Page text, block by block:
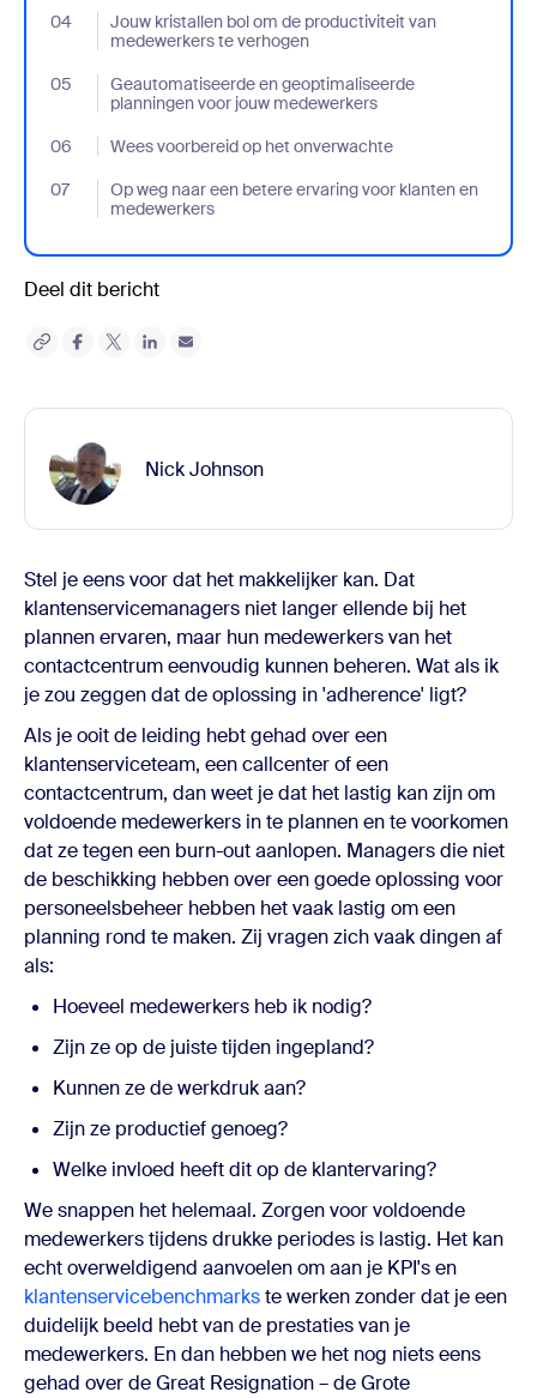
04
Jouw kristallen bol om de productiviteit van
medewerkers te verhogen
- Jumplink to Jouw kristallen bol om de productiviteit van
05
Geautomatiseerde en geoptimaliseerde
planningen voor jouw medewerkers
- Jumplink to Geautomatiseerde en geoptimaliseerde
06 Wees voorbereid op het onverwachte
- Jumplink to Wees voorbereid op het onverwachte
07
Op weg naar een betere ervaring voor klanten en
medewerkers
- Jumplink to Op weg naar een betere ervaring voor klanten en
Deel dit bericht
Nick Johnson
Stel je eens voor dat het makkelijker kan. Dat
klantenservicemanagers niet langer ellende bij het
plannen ervaren, maar hun medewerkers van het
contactcentrum eenvoudig kunnen beheren. Wat als ik
je zou zeggen dat de oplossing in 'adherence' ligt?
Als je ooit de leiding hebt gehad over een
klantenserviceteam, een callcenter of een
contactcentrum, dan weet je dat het lastig kan zijn om
voldoende medewerkers in te plannen en te voorkomen
dat ze tegen een burn-out aanlopen. Managers die niet
de beschikking hebben over een goede oplossing voor
personeelsbeheer hebben het vaak lastig om een
planning rond te maken. Zij vragen zich vaak dingen af
als:
Hoeveel medewerkers heb ik nodig?
Zijn ze op de juiste tijden ingepland?
Kunnen ze de werkdruk aan?
Zijn ze productief genoeg?
Welke invloed heeft dit op de klantervaring?
We snappen het helemaal. Zorgen voor voldoende
medewerkers tijdens drukke periodes is lastig. Het kan
echt overweldigend aanvoelen om aan je KPI's en
klantenservicebenchmarkste werken zonder dat je een
duidelijk beeld hebt van de prestaties van je
medewerkers. En dan hebben we het nog niets eens
gehad over de Great Resignation – de Grote